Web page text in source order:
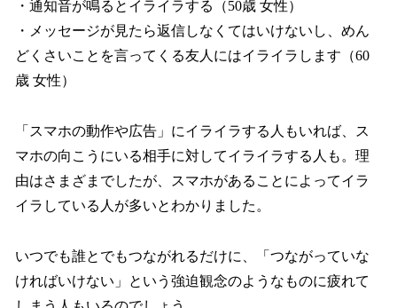
・通知音が鳴るとイライラする（50歳 女性）
・メッセージが見たら返信しなくてはいけないし、めん
どくさいことを言ってくる友人にはイライラします（60
歳 女性）
「スマホの動作や広告」にイライラする人もいれば、ス
マホの向こうにいる相手に対してイライラする人も。理
由はさまざまでしたが、スマホがあることによってイラ
イラしている人が多いとわかりました。
いつでも誰とでもつながれるだけに、「つながっていな
ければいけない」という強迫観念のようなものに疲れて